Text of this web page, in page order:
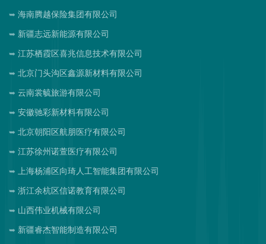
海南腾越保险集团有限公司
新疆志远新能源有限公司
江苏栖霞区喜兆信息技术有限公司
北京门头沟区鑫源新材料有限公司
云南裳毓旅游有限公司
安徽驰彩新材料有限公司
北京朝阳区航朋医疗有限公司
江苏徐州诺萱医疗有限公司
上海杨浦区向琦人工智能集团有限公司
浙江余杭区信诺教育有限公司
山西伟业机械有限公司
新疆睿杰智能制造有限公司